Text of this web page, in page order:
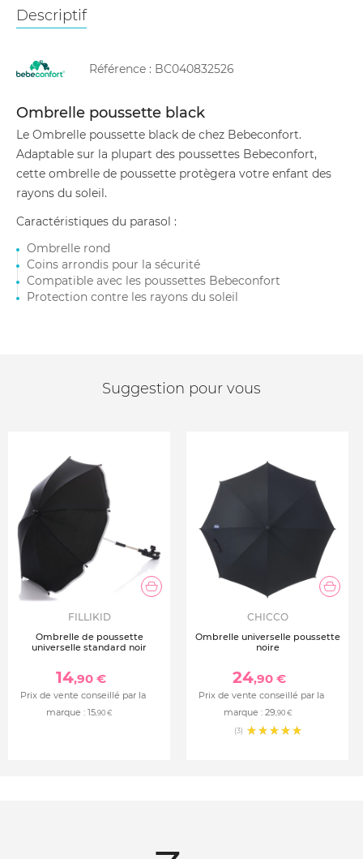
Descriptif
Référence : BC040832526
Ombrelle poussette black
Le Ombrelle poussette black de chez Bebeconfort.
Adaptable sur la plupart des poussettes Bebeconfort,
cette ombrelle de poussette protègera votre enfant des
rayons du soleil.
Caractéristiques du parasol :
Ombrelle rond
Coins arrondis pour la sécurité
Compatible avec les poussettes Bebeconfort
Protection contre les rayons du soleil
Suggestion pour vous
FILLIKID
Ombrelle de poussette
universelle standard noir
14,90 €
Prix de vente conseillé par la
marque : 15,90 €
CHICCO
Ombrelle universelle poussette
noire
24,90 €
Prix de vente conseillé par la
marque : 29,90 €
(3)